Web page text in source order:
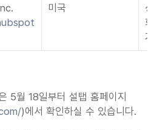
미국
성
기
5월 18일부터 설탭 홈페이지
)에서 확인하실 수 있습니다.